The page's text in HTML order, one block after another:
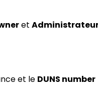
et
et le DUNS number